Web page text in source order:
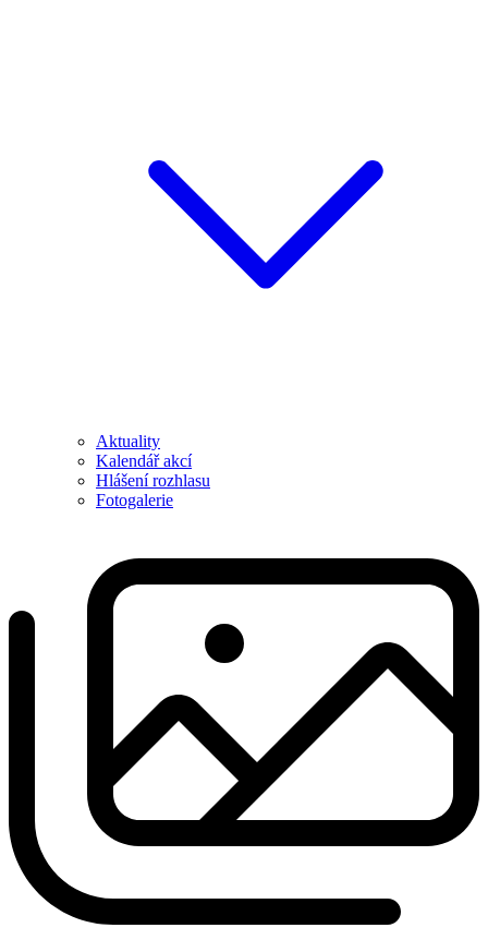
Aktuality
Kalendář akcí
Hlášení rozhlasu
Fotogalerie